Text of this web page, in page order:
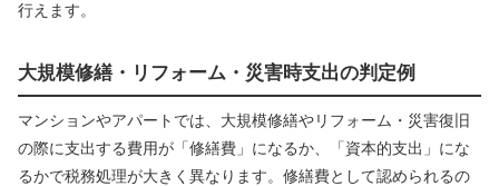
行えます。
大規模修繕・リフォーム・災害時支出の判定例
マンションやアパートでは、大規模修繕やリフォーム・災害復旧
の際に支出する費用が「修繕費」になるか、「資本的支出」にな
るかで税務処理が大きく異なります。修繕費として認められるの